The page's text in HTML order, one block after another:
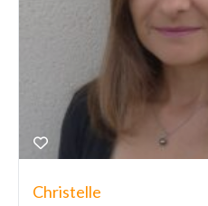
Christelle